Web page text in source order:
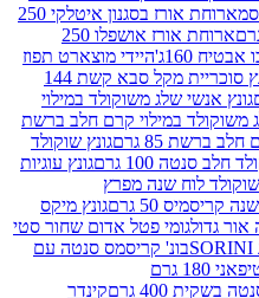
ארוחת אורז בסגנון איטלקי 250
ארוחת אורז אושפלו 250
היידי מוצארט תפוז
גונץ סוכריית מקל סבא קשת 144
משוקולד במילוי
קרם חלב ברשת
גונץ שוקולד
גונץ עוגיות
שנה מפרץ
גונץ מיקס
פטל אדום שחור סטי
קריסמס סנטה עם
טיפאני 180 גרם
קינדר